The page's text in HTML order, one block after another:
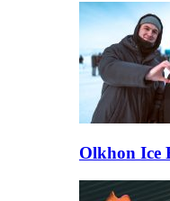
Olkhon Ice